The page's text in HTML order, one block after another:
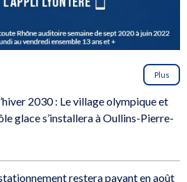
Plus
2030 : Le village olympique et
glace s’installera à Oullins-Pierre-
restera payant en août